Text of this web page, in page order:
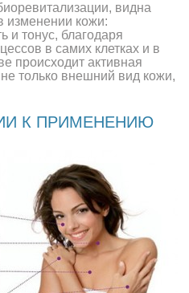
видна
изменении кожи:
и тонус, благодаря
в самих клетках и в
происходит активная
только внешний вид кожи,
К ПРИМЕНЕНИЮ